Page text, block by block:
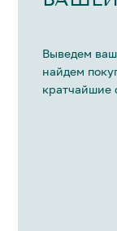
Выведем
найдем
кратчайшие